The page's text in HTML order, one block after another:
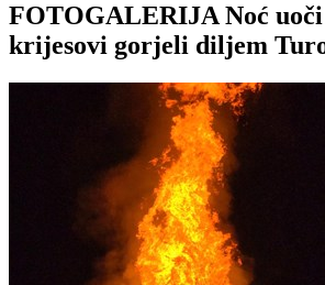
FOTOGALERIJA Noć
krijesovi gorjeli diljem